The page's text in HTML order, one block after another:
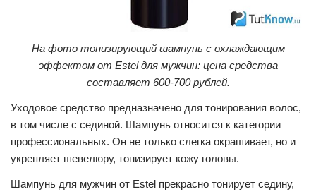
На фото тонизирующий шампунь с охлаждающим
эффектом от Estel для мужчин: цена средства
составляет 600-700 рублей.
Уходовое средство предназначено для тонирования волос,
в том числе с сединой. Шампунь относится к категории
профессиональных. Он не только слегка окрашивает, но и
укрепляет шевелюру, тонизирует кожу головы.
Шампунь для мужчин от Estel прекрасно тонирует седину,